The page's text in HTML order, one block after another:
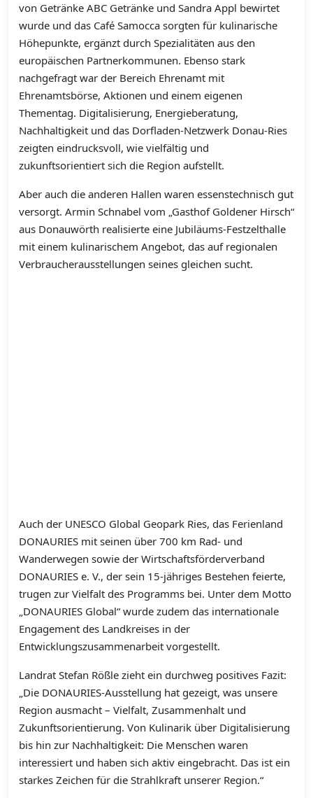
von Getränke ABC Getränke und Sandra Appl bewirtet
wurde und das Café Samocca sorgten für kulinarische
Höhepunkte, ergänzt durch Spezialitäten aus den
europäischen Partnerkommunen. Ebenso stark
nachgefragt war der Bereich Ehrenamt mit
Ehrenamtsbörse, Aktionen und einem eigenen
Thementag. Digitalisierung, Energieberatung,
Nachhaltigkeit und das Dorfladen-Netzwerk Donau-Ries
zeigten eindrucksvoll, wie vielfältig und
zukunftsorientiert sich die Region aufstellt.
Aber auch die anderen Hallen waren essenstechnisch gut
versorgt. Armin Schnabel vom „Gasthof Goldener Hirsch“
aus Donauwörth realisierte eine Jubiläums-Festzelthalle
mit einem kulinarischem Angebot, das auf regionalen
Verbraucherausstellungen seines gleichen sucht.
Auch der UNESCO Global Geopark Ries, das Ferienland
DONAURIES mit seinen über 700 km Rad- und
Wanderwegen sowie der Wirtschaftsförderverband
DONAURIES e. V., der sein 15-jähriges Bestehen feierte,
trugen zur Vielfalt des Programms bei. Unter dem Motto
„DONAURIES Global“ wurde zudem das internationale
Engagement des Landkreises in der
Entwicklungszusammenarbeit vorgestellt.
Landrat Stefan Rößle zieht ein durchweg positives Fazit:
„Die DONAURIES-Ausstellung hat gezeigt, was unsere
Region ausmacht – Vielfalt, Zusammenhalt und
Zukunftsorientierung. Von Kulinarik über Digitalisierung
bis hin zur Nachhaltigkeit: Die Menschen waren
interessiert und haben sich aktiv eingebracht. Das ist ein
starkes Zeichen für die Strahlkraft unserer Region.“